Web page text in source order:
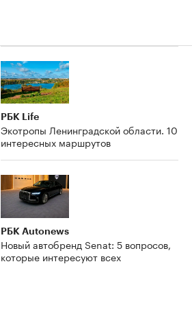
РБК Life
Экотропы Ленинградской области. 10
интересных маршрутов
РБК Autonews
Новый автобренд Senat: 5 вопросов,
которые интересуют всех